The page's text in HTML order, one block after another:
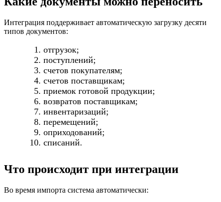
Интеграция поддерживает автоматическую загрузку десяти
типов документов:
отгрузок;
поступлений;
счетов покупателям;
счетов поставщикам;
приемок готовой продукции;
возвратов поставщикам;
инвентаризаций;
перемещений;
оприходований;
списаний.
Что происходит при интеграции
Во время импорта система автоматически: